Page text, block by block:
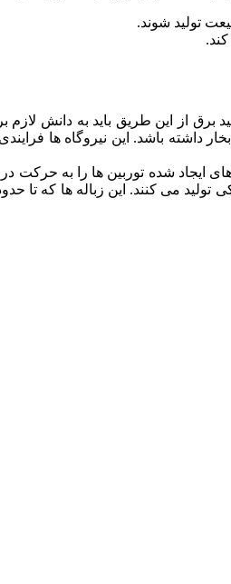
تولید شوند.
برق از این طریق باید به دانش
داشته باشد. این نیروگاه ها
ایجاد شده توربین ها را به حرکت